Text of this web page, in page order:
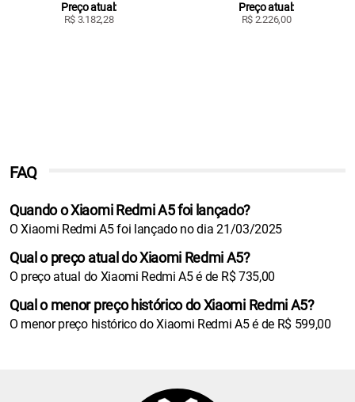
Preço atual:
R$ 3.182,28
Preço atual:
R$ 2.226,00
FAQ
Quando o Xiaomi Redmi A5 foi lançado?
O Xiaomi Redmi A5 foi lançado no dia 21/03/2025
Qual o preço atual do Xiaomi Redmi A5?
O preço atual do Xiaomi Redmi A5 é de R$ 735,00
Qual o menor preço histórico do Xiaomi Redmi A5?
O menor preço histórico do Xiaomi Redmi A5 é de R$ 599,00